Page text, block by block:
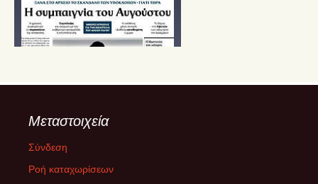
Μεταστοιχεία
Σύνδεση
Ροή καταχωρίσεων